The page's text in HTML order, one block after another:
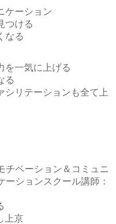
ケーション
つける
なる
を一気に上げる
る
シリテーションも全て上
チベーション＆コミュニ
ーションスクール講師：
上京